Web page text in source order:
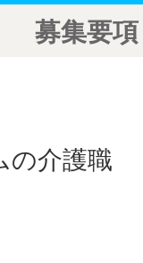
募集要項
の介護職